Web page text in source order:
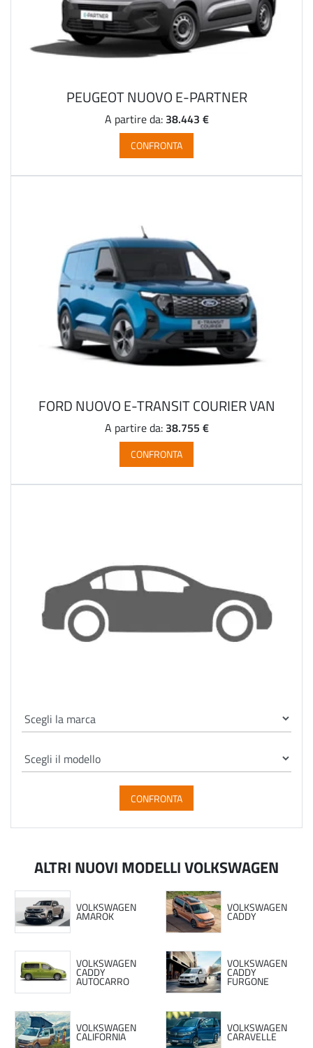
PEUGEOT NUOVO E-PARTNER
A partire da: 38.443 €
CONFRONTA
FORD NUOVO E-TRANSIT COURIER VAN
A partire da: 38.755 €
CONFRONTA
CONFRONTA
ALTRI NUOVI MODELLI VOLKSWAGEN
VOLKSWAGEN
AMAROK
VOLKSWAGEN
CADDY
VOLKSWAGEN
CADDY
AUTOCARRO
VOLKSWAGEN
CADDY
FURGONE
VOLKSWAGEN
CALIFORNIA
VOLKSWAGEN
CARAVELLE